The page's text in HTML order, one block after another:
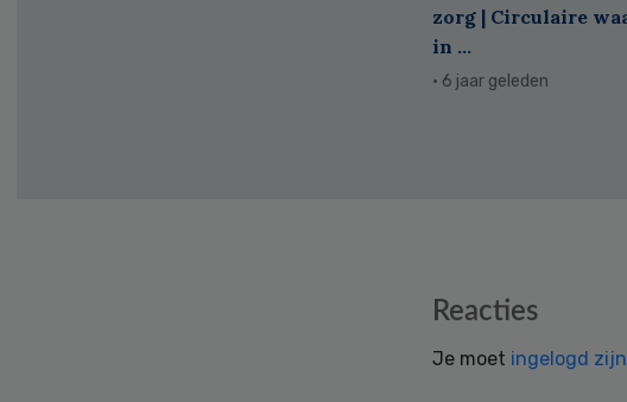
zorg | Circulaire
in ...
· 6 jaar geleden
Reacties
Je moet ingelogd